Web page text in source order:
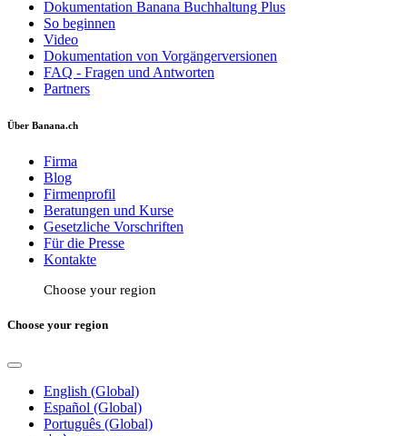
Dokumentation Banana Buchhaltung Plus
So beginnen
Video
Dokumentation von Vorgängerversionen
FAQ - Fragen und Antworten
Partners
Über Banana.ch
Firma
Blog
Firmenprofil
Beratungen und Kurse
Gesetzliche Vorschriften
Für die Presse
Kontakte
Choose your region
Choose your region
English (Global)
Español (Global)
Português (Global)